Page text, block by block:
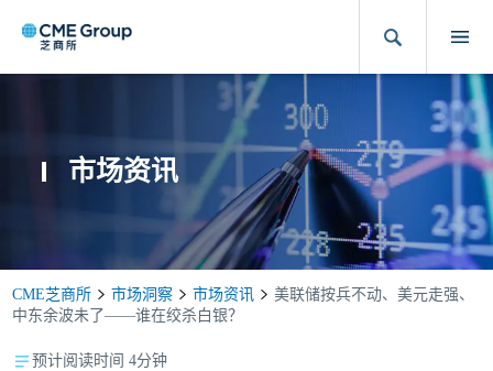
市场资讯
CME芝商所 市场洞察 市场资讯
美联储按兵不动、美元走强、
中东余波未了——谁在绞杀白银？
预计阅读时间 4分钟